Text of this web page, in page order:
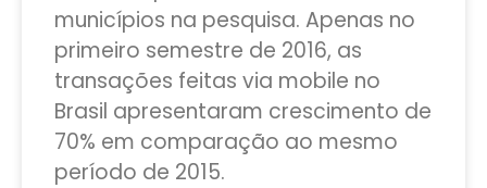
municípios na pesquisa. Apenas no
primeiro semestre de 2016, as
transações feitas via mobile no
Brasil apresentaram crescimento de
70% em comparação ao mesmo
período de 2015.